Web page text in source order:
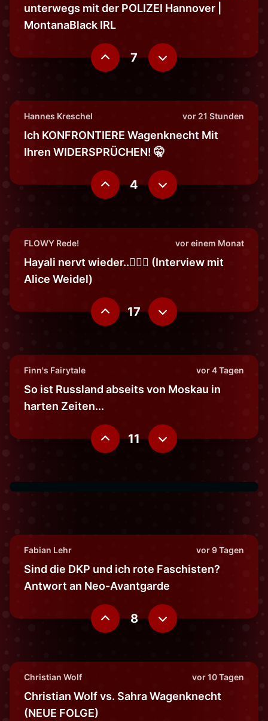
unterwegs mit der POLIZEI Hannover |
MontanaBlack IRL
7
Hannes Kreschel vor 21 Stunden
Ich KONFRONTIERE Wagenknecht Mit
Ihren WIDERSPRÜCHEN! 🤫
4
FLOWY Rede! vor einem Monat
Hayali nervt wieder..🤦🏼‍♂️ (Interview mit
Alice Weidel)
17
Finn's Fairytale vor 4 Tagen
So ist Russland abseits von Moskau in
harten Zeiten...
11
Fabian Lehr vor 9 Tagen
Sind die DKP und ich rote Faschisten?
Antwort an Neo-Avantgarde
8
Christian Wolf vor 10 Tagen
Christian Wolf vs. Sahra Wagenknecht
(NEUE FOLGE)